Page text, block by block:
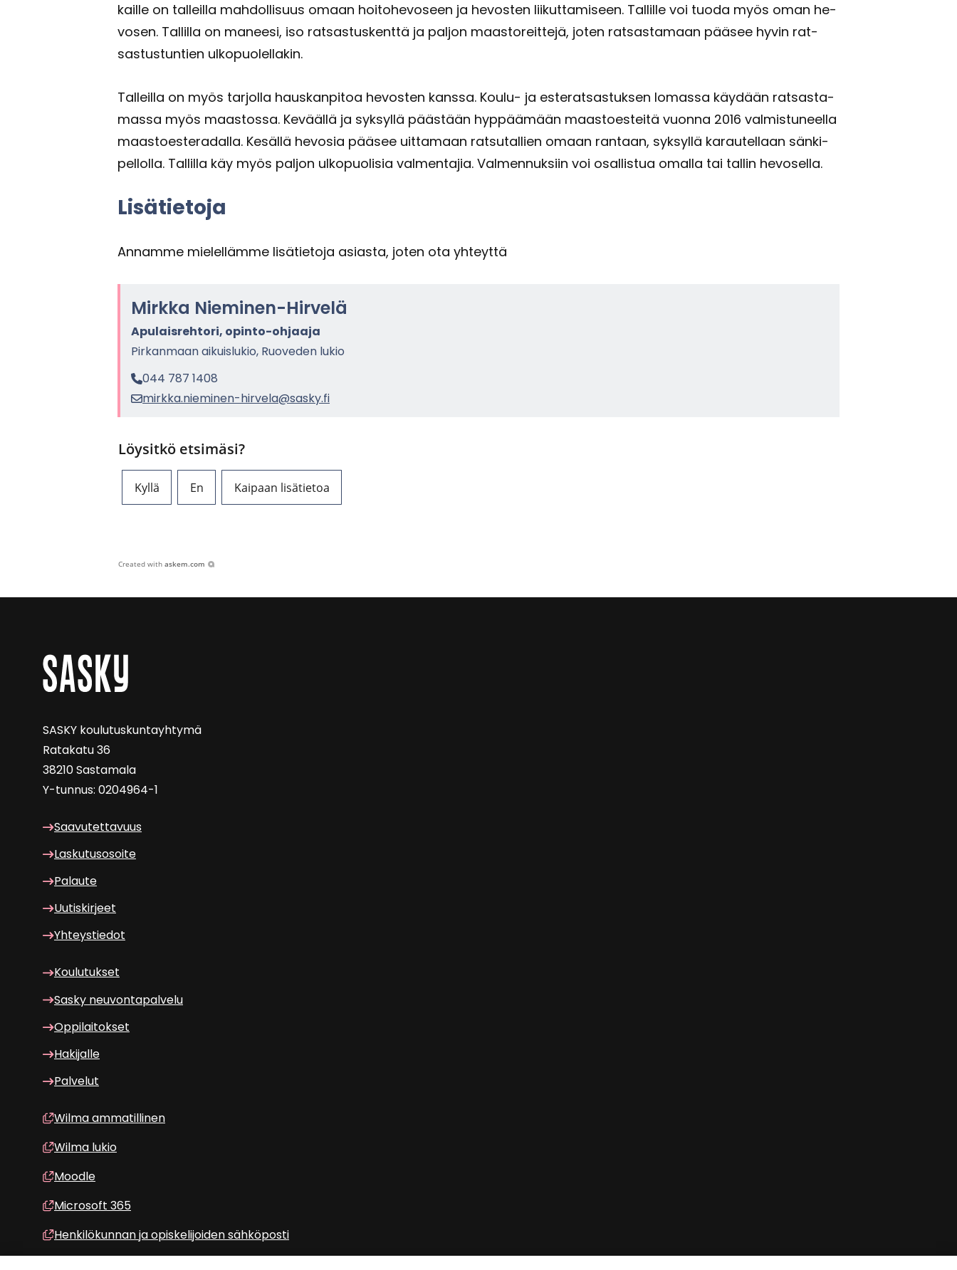
kail­le on tal­leil­la mah­dol­li­suus omaan hoi­to­he­vo­seen ja he­vos­ten lii­kut­ta­mi­seen. Tal­lil­le voi tuoda myös oman he­
vo­sen. Tal­lil­la on ma­nee­si, iso rat­sas­tus­kent­tä ja pal­jon maas­to­reit­te­jä, joten rat­sas­ta­maan pää­see hyvin rat­
sas­tus­tun­tien ul­ko­puo­lel­la­kin.
Tal­leil­la on myös tar­jol­la haus­kan­pi­toa he­vos­ten kans­sa. Koulu-​ ja es­te­rat­sas­tuk­sen lo­mas­sa käy­dään rat­sas­ta­
mas­sa myös maas­tos­sa. Ke­vääl­lä ja syk­syl­lä pääs­tään hyp­pää­mään maas­toes­tei­tä vuon­na 2016 val­mis­tu­neel­la
maas­toes­te­ra­dal­la. Ke­säl­lä he­vo­sia pää­see uit­ta­maan rat­su­tal­lien omaan ran­taan, syk­syl­lä ka­rau­tel­laan sän­ki­
pel­lol­la. Tal­lil­la käy myös pal­jon ul­ko­puo­li­sia val­men­ta­jia. Val­men­nuk­siin voi osal­lis­tua omal­la tai tal­lin he­vo­sel­la.
Li­sä­tie­to­ja
An­nam­me mie­lel­läm­me li­sä­tie­to­ja asias­ta, joten ota yh­teyt­tä
Mirk­ka Nieminen-​Hirvelä
Apu­lais­reh­to­ri, opinto-​ohjaaja
Pir­kan­maan ai­kuis­lu­kio, Ruo­ve­den lukio
044 787 1408
mirk­ka.nieminen-​hirvela@sasky.fi
Löysitkö etsimäsi?
Kyllä En Kaipaan lisätietoa
Created with askem.com
SASKY kou­lu­tus­kun­tayh­ty­mä
Ra­ta­ka­tu 36
38210 Sas­ta­ma­la
Y-​tunnus: 0204964-1
Saa­vu­tet­ta­vuus
Las­ku­tuso­soi­te
Pa­lau­te
Uu­tis­kir­jeet
Yh­teys­tie­dot
Kou­lu­tuk­set
Sasky neu­von­ta­pal­ve­lu
Op­pi­lai­tok­set
Ha­ki­jal­le
Pal­ve­lut
Wilma am­ma­til­li­nen
Wilma lukio
Mood­le
Mic­ro­soft 365
Hen­ki­lö­kun­nan ja opis­ke­li­joi­den säh­kö­pos­ti